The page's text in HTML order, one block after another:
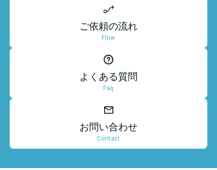
ご依頼の流れ
Flow
よくある質問
Faq
お問い合わせ
Contact